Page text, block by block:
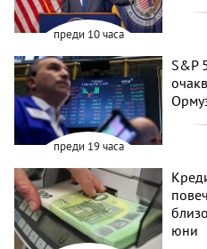
преди 10 часа
преди 19 часа
S&P
юни